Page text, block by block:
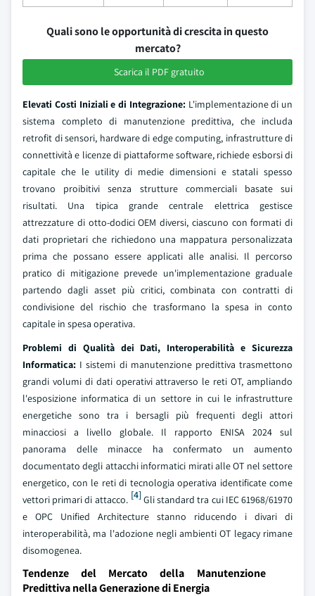
Quali sono le opportunità di crescita in questo
mercato?
Scarica il PDF gratuito
Elevati Costi Iniziali e di Integrazione: L'implementazione di un
sistema completo di manutenzione predittiva, che includa
retrofit di sensori, hardware di edge computing, infrastrutture di
connettività e licenze di piattaforme software, richiede esborsi di
capitale che le utility di medie dimensioni e statali spesso
trovano proibitivi senza strutture commerciali basate sui
risultati. Una tipica grande centrale elettrica gestisce
attrezzature di otto-dodici OEM diversi, ciascuno con formati di
dati proprietari che richiedono una mappatura personalizzata
prima che possano essere applicati alle analisi. Il percorso
pratico di mitigazione prevede un'implementazione graduale
partendo dagli asset più critici, combinata con contratti di
condivisione del rischio che trasformano la spesa in conto
capitale in spesa operativa.
Problemi di Qualità dei Dati, Interoperabilità e Sicurezza
Informatica: I sistemi di manutenzione predittiva trasmettono
grandi volumi di dati operativi attraverso le reti OT, ampliando
l'esposizione informatica di un settore in cui le infrastrutture
energetiche sono tra i bersagli più frequenti degli attori
minacciosi a livello globale. Il rapporto ENISA 2024 sul
panorama delle minacce ha confermato un aumento
documentato degli attacchi informatici mirati alle OT nel settore
energetico, con le reti di tecnologia operativa identificate come
vettori primari di attacco. [4]Gli standard tra cui IEC 61968/61970
e OPC Unified Architecture stanno riducendo i divari di
interoperabilità, ma l'adozione negli ambienti OT legacy rimane
disomogenea.
Tendenze del Mercato della Manutenzione
Predittiva nella Generazione di Energia